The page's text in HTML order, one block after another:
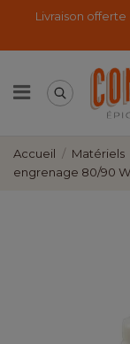
Livraison offerte
Accueil Matériels
engrenage 80/90